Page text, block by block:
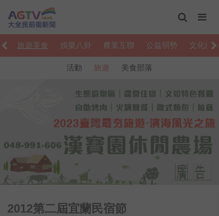
旅遊美食 娛樂八卦 農業互聯 公益弱勢 文化藝
活動 旅遊 美食部落
2012第二屆宜蘭民宿節